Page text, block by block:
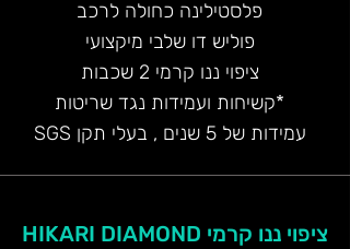
פלסטילינה כחולה לרכב
פוליש דו שלבי מיקצועי
ציפוי ננו קרמי 2 שכבות
*קשיחות ועמידות נגד שריטות
עמידות של 5 שנים , בעלי תקן SGS
ציפוי ננו קרמי HIKARI DIAMOND